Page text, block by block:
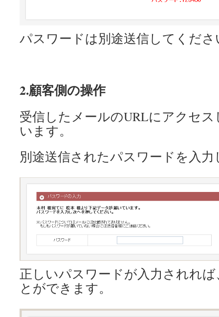
パスワードは別途送信してくださ
2.顧客側の操作
受信したメールのURLにアクセ
います。
別途送信されたパスワードを入
正しいパスワードが入力されれ
とができます。